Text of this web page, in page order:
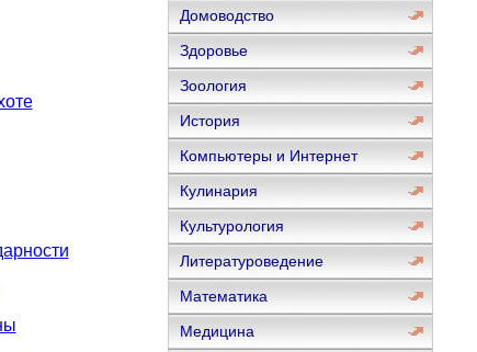
Домоводство
Здоровье
Зоология
История
Компьютеры и Интернет
Кулинария
Культурология
Литературоведение
Математика
Медицина